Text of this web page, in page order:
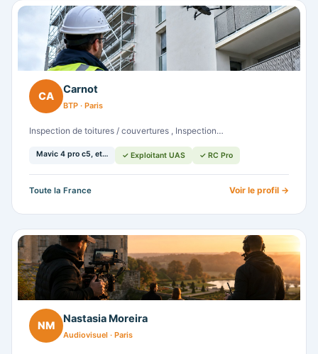
CA
Carnot
BTP · Paris
Inspection de toitures / couvertures , Inspection…
Mavic 4 pro c5, et… ✓ Exploitant UAS ✓ RC Pro
Toute la France Voir le profil →
NM
Nastasia Moreira
Audiovisuel · Paris